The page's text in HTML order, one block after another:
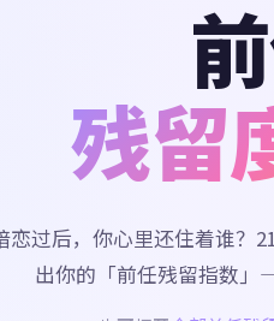
残留
恋过后，你心里还住着谁？
出你的「前任残留指数」